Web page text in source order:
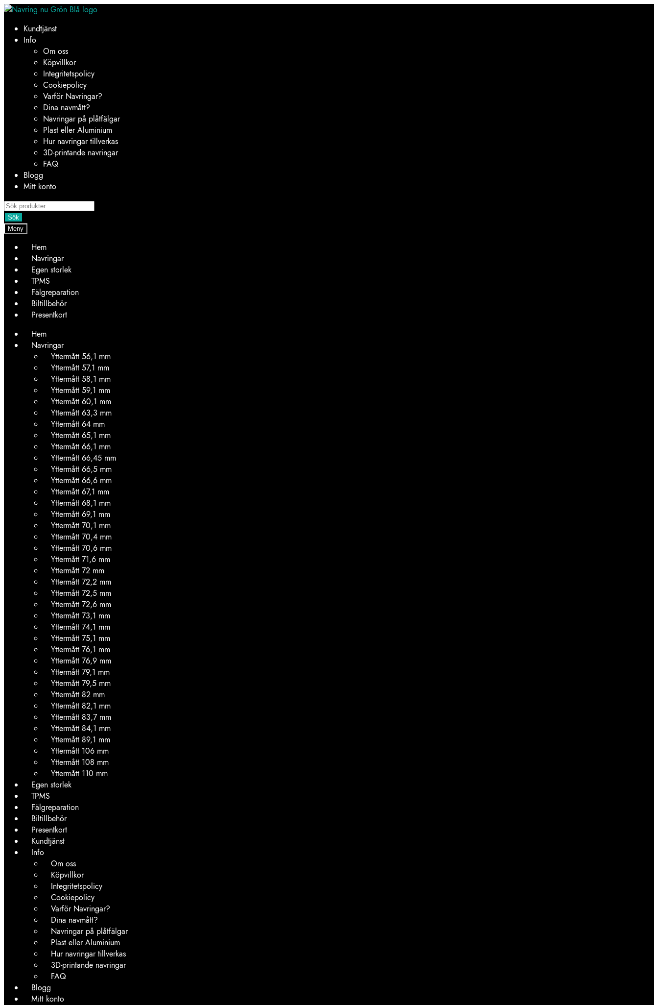
Hoppa
navigering
Hoppa
innehållKundtjänst
Info
Om oss
Köpvillkor
Integritetspolicy
Cookiepolicy
Varför Navringar?
Dina navmått?
Navringar på plåtfälgar
Plast eller Aluminium
Hur navringar tillverkas
3D-printande navringar
FAQ
Blogg
Mitt konto
Products
search
Sök
Meny
Hem
Navringar
Egen storlek
TPMS
Fälgreparation
Biltillbehör
Presentkort
Hem
Navringar
Yttermått 56,1 mm
Yttermått 57,1 mm
Yttermått 58,1 mm
Yttermått 59,1 mm
Yttermått 60,1 mm
Yttermått 63,3 mm
Yttermått 64 mm
Yttermått 65,1 mm
Yttermått 66,1 mm
Yttermått 66,45 mm
Yttermått 66,5 mm
Yttermått 66,6 mm
Yttermått 67,1 mm
Yttermått 68,1 mm
Yttermått 69,1 mm
Yttermått 70,1 mm
Yttermått 70,4 mm
Yttermått 70,6 mm
Yttermått 71,6 mm
Yttermått 72 mm
Yttermått 72,2 mm
Yttermått 72,5 mm
Yttermått 72,6 mm
Yttermått 73,1 mm
Yttermått 74,1 mm
Yttermått 75,1 mm
Yttermått 76,1 mm
Yttermått 76,9 mm
Yttermått 79,1 mm
Yttermått 79,5 mm
Yttermått 82 mm
Yttermått 82,1 mm
Yttermått 83,7 mm
Yttermått 84,1 mm
Yttermått 89,1 mm
Yttermått 106 mm
Yttermått 108 mm
Yttermått 110 mm
Egen storlek
TPMS
Fälgreparation
Biltillbehör
Presentkort
Kundtjänst
Info
Om oss
Köpvillkor
Integritetspolicy
Cookiepolicy
Varför Navringar?
Dina navmått?
Navringar på plåtfälgar
Plast eller Aluminium
Hur navringar tillverkas
3D-printande navringar
FAQ
Blogg
Mitt konto